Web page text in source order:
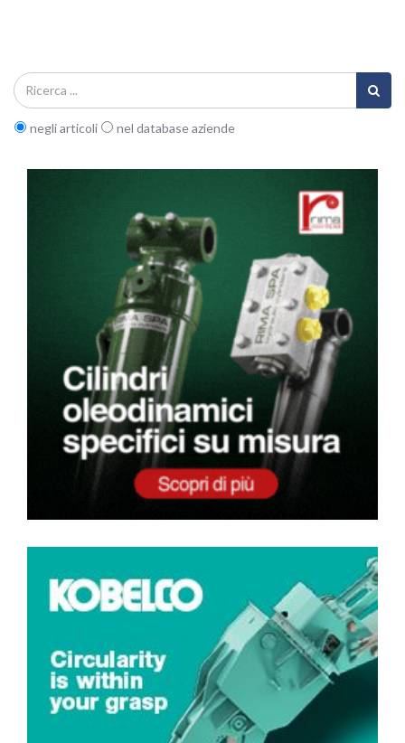
negli articoli nel database aziende